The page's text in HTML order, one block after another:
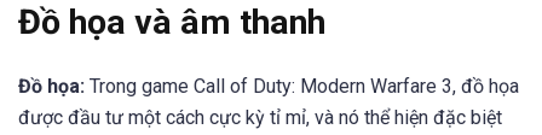
Đồ họa và âm thanh
Đồ họa: Trong game Call of Duty: Modern Warfare 3, đồ họa
được đầu tư một cách cực kỳ tỉ mỉ, và nó thể hiện đặc biệt